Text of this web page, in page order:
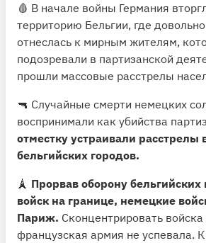
🩸 В начале войны Германия
территорию Бельгии, где
отнеслась к мирным жителям,
подозревали в партизанской
прошли массовые расстрелы
🔫 Случайные смерти немецких
воспринимали как убийства
отместку устраивали расстрелы
бельгийских городов.
🗼 Прорвав оборону
войск на границе, немецкие
Париж. Сконцентрировать
французская армия не успевала.